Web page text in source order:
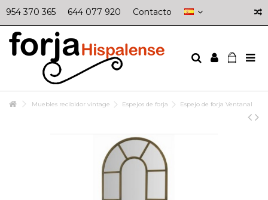
954 370 365 644 077 920 Contacto
Muebles recibidor vintage Espejos de forja Espejo de forja Ventanal